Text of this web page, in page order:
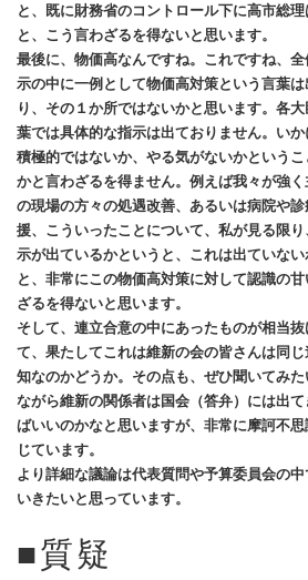
と、既に財務省のコントロール下に高市総
と、こう言わざるを得ないと思います。
最後に、物価高なんですね。これですね、
示の中に一例として物価高対策という言葉
り、その１か所ではないかと思います。各
葉では具体的な指示は出ておりません。い
積極的ではないか、やる気がないかという
かと言わざるを得ません。例えば我々が強
の現場の方々の処遇改善、あるいは病院や
援、こういったことについて、私が見る限
示が出ているかというと、これは出ていな
と、非常にこの物価高対策に対して認識の
ざるを得ないと思います。
そして、連立合意の中にあったものが相当
て、果たしてこれは維新の会の皆さんは同
知なのかどうか。その点も、ぜひ聞いてみ
ながら維新の関係者は国会（答弁）には出
ばいいのかなと思いますが、非常に摩訶不
じています。
より詳細な議論は代表質問や予算委員会の
いきたいと思っています。
■質疑